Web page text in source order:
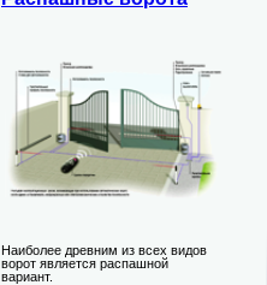
Наиболее древним из всех видов
ворот является распашной
вариант.